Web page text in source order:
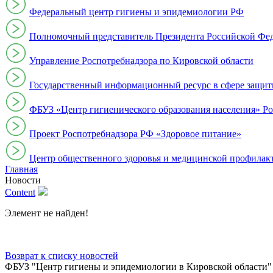
Федеральный центр гигиены и эпидемиологии РФ
Полномочный представитель Президента Российской
Управление Роспотребнадзора по Кировской области
Государственный информационный ресурс в сфере
ФБУЗ «Центр гигиенического образования населения»
Проект Роспотребнадзора РФ «Здоровое питание»
Центр общественного здоровья и медицинской
Главная
Новости
Content
Элемент не найден!
Возврат к списку новостей
ФБУЗ "Центр гигиены и эпидемиологии в Кировской